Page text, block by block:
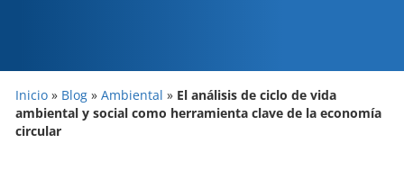
Inicio » Blog » Ambiental » El análisis de ciclo de vida
ambiental y social como herramienta clave de la economía
circular